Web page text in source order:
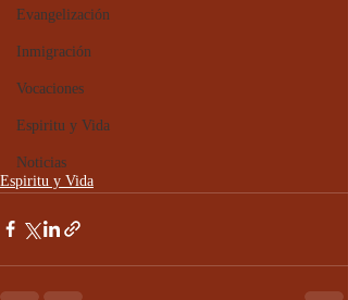
Evangelización
Inmigración
Vocaciones
Espiritu y Vida
Noticias
Espiritu y Vida